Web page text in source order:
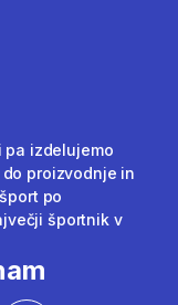
pa izdelujemo
proizvodnje in
po
športnik v